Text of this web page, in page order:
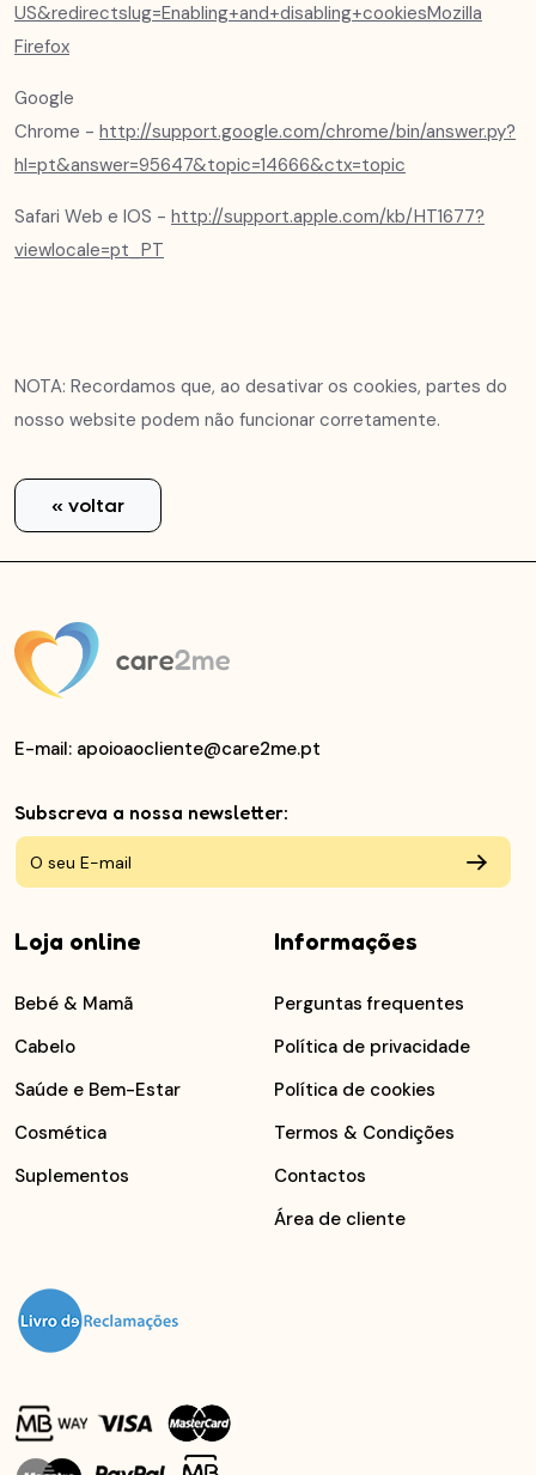
US&redirectslug=Enabling+and+disabling+cookiesMozilla
Firefox
Google
Chrome - http://support.google.com/chrome/bin/answer.py?
hl=pt&answer=95647&topic=14666&ctx=topic
Safari Web e IOS - http://support.apple.com/kb/HT1677?
viewlocale=pt_PT
NOTA: Recordamos que, ao desativar os cookies, partes do
nosso website podem não funcionar corretamente.
« voltar
E-mail: apoioaocliente@care2me.pt
Subscreva a nossa newsletter:
Loja online
Bebé & Mamã
Cabelo
Saúde e Bem-Estar
Cosmética
Suplementos
Informações
Perguntas frequentes
Política de privacidade
Política de cookies
Termos & Condições
Contactos
Área de cliente